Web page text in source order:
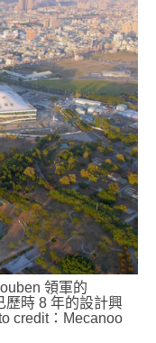
領軍的
歷時 8 年的設計興
credit：Mecanoo